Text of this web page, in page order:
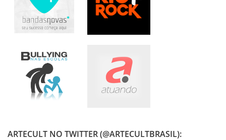
ARTECULT NO TWITTER (@ARTECULTBRASIL):